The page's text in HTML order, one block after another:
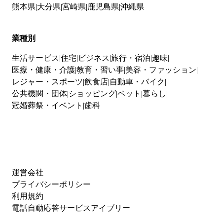
熊本県 大分県 宮崎県 鹿児島県 沖縄県
業種別
生活サービス 住宅 ビジネス 旅行・宿泊 趣味
医療・健康・介護教育・習い事 美容・ファッション
レジャー・スポーツ 飲食店 自動車・バイク
公共機関・団体 ショッピングペット 暮らし
冠婚葬祭・イベント 歯科
運営会社
プライバシーポリシー
利用規約
電話自動応答サービスアイブリー